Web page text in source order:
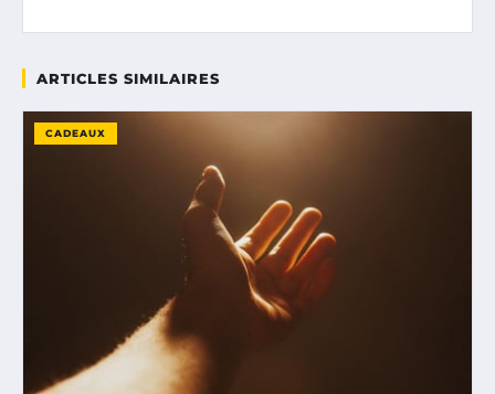
ARTICLES SIMILAIRES
CADEAUX